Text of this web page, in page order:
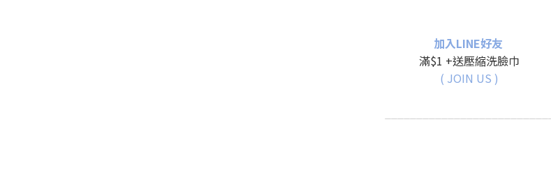
加入LINE好友
滿$1 +送壓縮洗臉巾
( JOIN US )